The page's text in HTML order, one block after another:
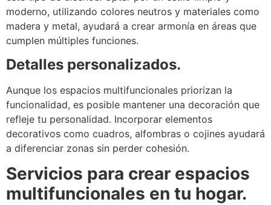
moderno, utilizando colores neutros y materiales como
madera y metal, ayudará a crear armonía en áreas que
cumplen múltiples funciones.
Detalles personalizados.
Aunque los espacios multifuncionales priorizan la
funcionalidad, es posible mantener una decoración que
refleje tu personalidad. Incorporar elementos
decorativos como cuadros, alfombras o cojines ayudará
a diferenciar zonas sin perder cohesión.
Servicios para crear espacios
multifuncionales en tu hogar.